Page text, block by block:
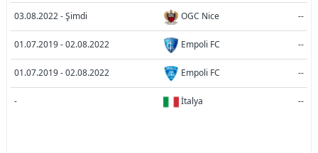
03.08.2022 - Şimdi OGC Nice --
01.07.2019 - 02.08.2022 Empoli FC --
01.07.2019 - 02.08.2022 Empoli FC --
- İtalya --